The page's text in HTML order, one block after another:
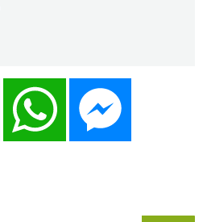
Twitter WhatsApp